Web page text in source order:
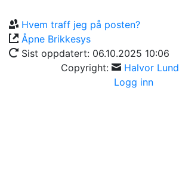
Hvem traff jeg på posten?
Åpne Brikkesys
Sist oppdatert: 06.10.2025 10:06
Copyright:
Halvor Lund
Logg inn